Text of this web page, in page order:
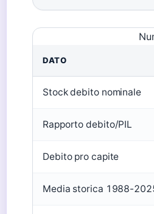
DATO
Stock debito nominale
Rapporto debito/PIL
Debito pro capite
Media storica 1988-